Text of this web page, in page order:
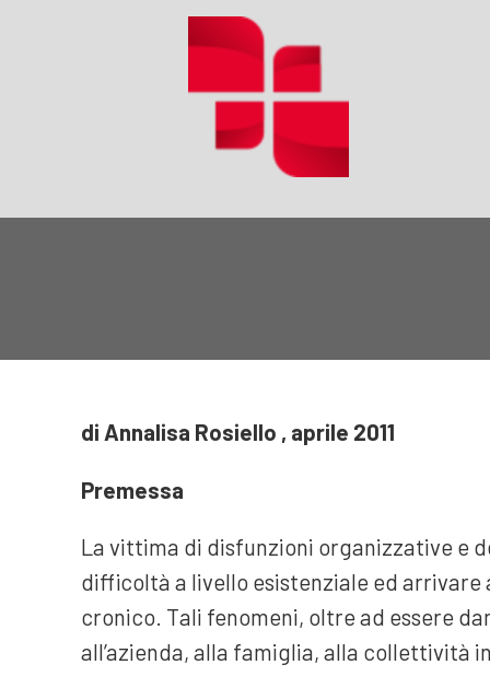
di Annalisa Rosiello , aprile 2011
Premessa
La vittima di disfunzioni organizzative e
difficoltà a livello esistenziale ed
cronico. Tali fenomeni, oltre ad essere
all’azienda, alla famiglia, alla collettività